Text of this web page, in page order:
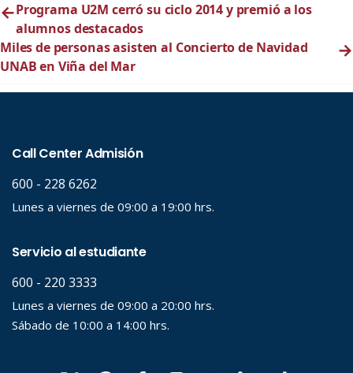
←Programa U2M cerró su ciclo 2014 y premió a los
alumnos destacados
Miles de personas asisten al Concierto de Navidad
UNAB en Viña del Mar
→